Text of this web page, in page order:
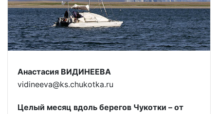
Анастасия ВИДИНЕЕВА
vidineeva@ks.chukotka.ru
Целый месяц вдоль берегов Чукотки – от